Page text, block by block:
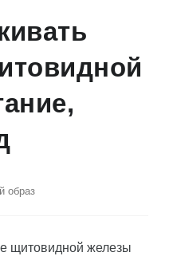
образ
щитовидной железы